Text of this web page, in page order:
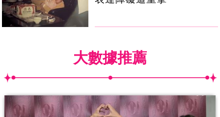
大數據推薦